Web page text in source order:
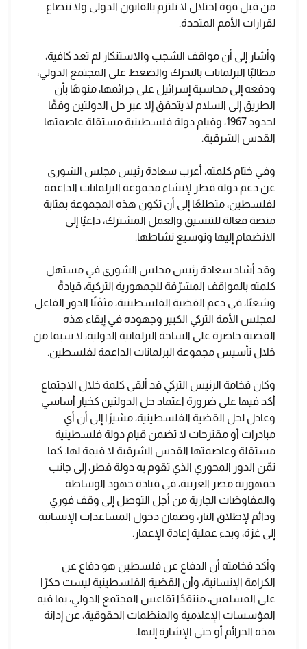
من قبل قوة احتلال لا تلتزم بالقانون الدولي ولا تنصاع
لقرارات الأمم المتحدة.
وأشار إلى أن مواقف الشجب والاستنكار لم تعد كافية،
مطالبًا البرلمانات بالتحرك والضغط على المجتمع الدولي،
ودفعه إلى محاسبة إسرائيل على جرائمها، منوهًا بأن
الطريق إلى السلام لا يتحقق إلا عبر حل الدولتين وفقًا
لحدود 1967، وقيام دولة فلسطينية مستقلة عاصمتها
القدس الشرقية.
وفي ختام كلمته، أعرب سعادة رئيس مجلس الشورى
عن دعم دولة قطر لإنشاء مجموعة البرلمانات الداعمة
لفلسطين، متطلعًا إلى أن تكون هذه المجموعة بمثابة
منصة فعالة للتنسيق والعمل المشترك، داعيًا إلى
الانضمام إليها وتوسيع نشاطها.
وقد أشاد سعادة رئيس مجلس الشورى في مستهل
كلمته بالمواقف المشرّفة للجمهورية التركية، قيادةً
وشعبًا، في دعم القضية الفلسطينية، مثمّنًا الدور الفاعل
لمجلس الأمة التركي الكبير وجهوده في إبقاء هذه
القضية حاضرة على الساحة البرلمانية الدولية، لا سيما من
خلال تأسيس مجموعة البرلمانات الداعمة لفلسطين.
وكان فخامة الرئيس التركي قد ألقى كلمة خلال الاجتماع
أكد فيها على ضرورة اعتماد حل الدولتين كخيار أساسي
وعادل لحل القضية الفلسطينية، مشيرًا إلى أن أي
مبادرات أو مقترحات لا تضمن قيام دولة فلسطينية
مستقلة وعاصمتها القدس الشرقية لا قيمة لها. كما
ثمّن الدور المحوري الذي تقوم به دولة قطر، إلى جانب
جمهورية مصر العربية، في قيادة جهود الوساطة
والمفاوضات الجارية من أجل التوصل إلى وقف فوري
ودائم لإطلاق النار، وضمان دخول المساعدات الإنسانية
إلى غزة، وبدء عملية إعادة الإعمار.
وأكد فخامته أن الدفاع عن فلسطين هو دفاع عن
الكرامة الإنسانية، وأن القضية الفلسطينية ليست حكرًا
على المسلمين، منتقدًا تقاعس المجتمع الدولي، بما فيه
المؤسسات الإعلامية والمنظمات الحقوقية، عن إدانة
هذه الجرائم أو حتى الإشارة إليها.